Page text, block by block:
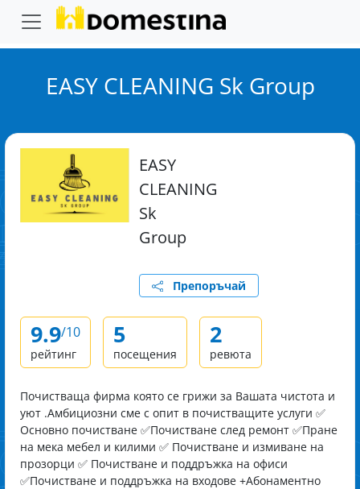
EASY CLEANING Sk Group
EASY
CLEANING
Sk
Group
Препоръчай
9.9/10
рейтинг
5
посещения
2
ревюта
Почистваща фирма която се грижи за Вашата чистота и
уют .Амбициозни сме с опит в почистващите услуги ✅
Основно почистване ✅Почистване след ремонт ✅Пране
на мека мебел и килими ✅ Почистване и измиване на
прозорци ✅ Почистване и поддръжка на офиси
✅Почистване и поддръжка на входове +Абонаментно